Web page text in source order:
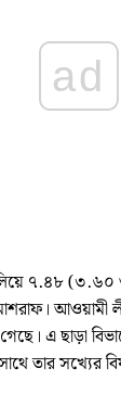
ad
৭.৪৮
আওয়ামী
এ ছাড়া
তার সখ্যের